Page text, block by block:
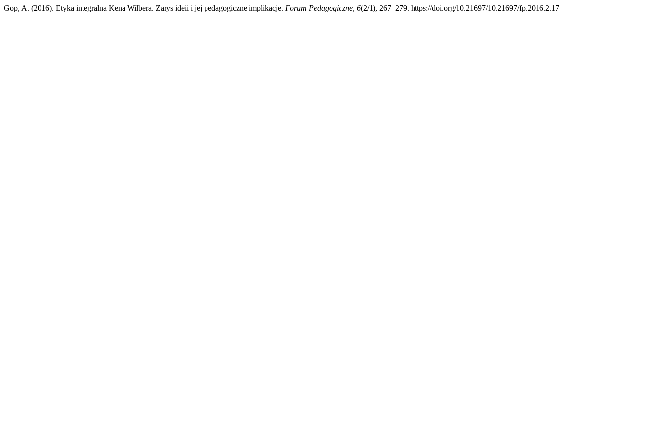
Gop, A. (2016). Etyka integralna Kena Wilbera. Zarys ideii i jej pedagogiczne implikacje. Forum Pedagogiczne, 6(2/1), 267–279. https://doi.org/10.21697/10.21697/fp.2016.2.17